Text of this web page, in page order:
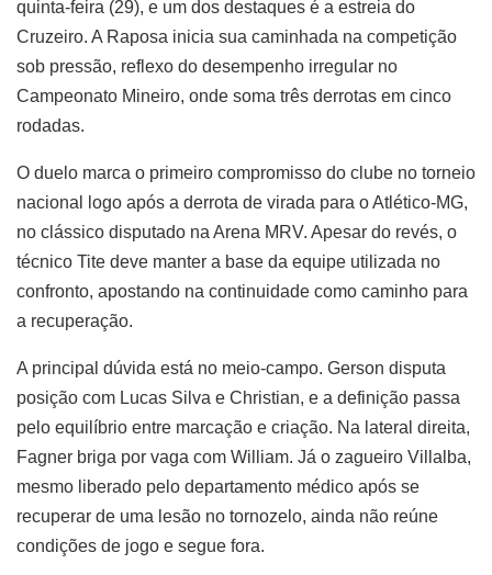
quinta-feira (29), e um dos destaques é a estreia do
Cruzeiro. A Raposa inicia sua caminhada na competição
sob pressão, reflexo do desempenho irregular no
Campeonato Mineiro, onde soma três derrotas em cinco
rodadas.
O duelo marca o primeiro compromisso do clube no torneio
nacional logo após a derrota de virada para o Atlético-MG,
no clássico disputado na Arena MRV. Apesar do revés, o
técnico Tite deve manter a base da equipe utilizada no
confronto, apostando na continuidade como caminho para
a recuperação.
A principal dúvida está no meio-campo. Gerson disputa
posição com Lucas Silva e Christian, e a definição passa
pelo equilíbrio entre marcação e criação. Na lateral direita,
Fagner briga por vaga com William. Já o zagueiro Villalba,
mesmo liberado pelo departamento médico após se
recuperar de uma lesão no tornozelo, ainda não reúne
condições de jogo e segue fora.